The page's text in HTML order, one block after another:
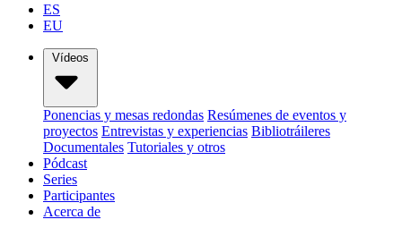
ES
EU
Vídeos
Ponencias y mesas redondas Resúmenes de eventos y
proyectos Entrevistas y experiencias Bibliotráileres
Documentales Tutoriales y otros
Pódcast
Series
Participantes
Acerca de